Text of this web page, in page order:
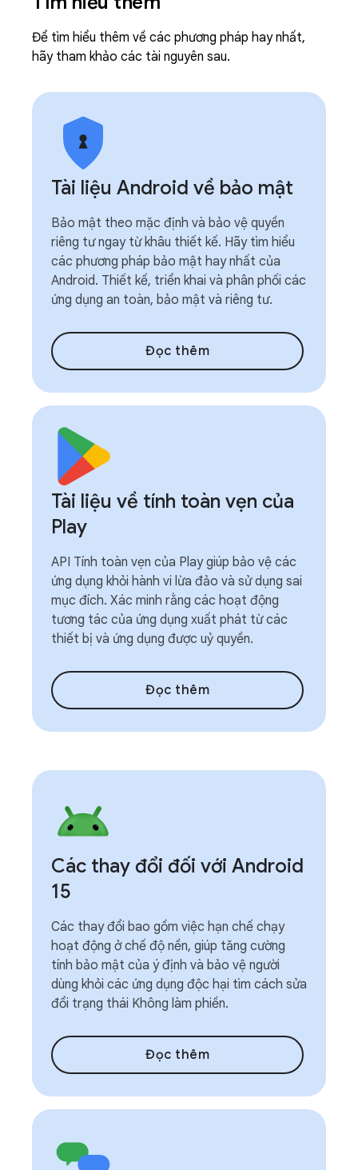
Để tìm hiểu thêm về các phương pháp hay nhất,
hãy tham khảo các tài nguyên sau.
Tài liệu Android về bảo mật
Bảo mật theo mặc định và bảo vệ quyền
riêng tư ngay từ khâu thiết kế. Hãy tìm hiểu
các phương pháp bảo mật hay nhất của
Android. Thiết kế, triển khai và phân phối các
ứng dụng an toàn, bảo mật và riêng tư.
Đọc thêm
Tài liệu về tính toàn vẹn của
Play
API Tính toàn vẹn của Play giúp bảo vệ các
ứng dụng khỏi hành vi lừa đảo và sử dụng sai
mục đích. Xác minh rằng các hoạt động
tương tác của ứng dụng xuất phát từ các
thiết bị và ứng dụng được uỷ quyền.
Đọc thêm
Các thay đổi đối với Android
15
Các thay đổi bao gồm việc hạn chế chạy
hoạt động ở chế độ nền, giúp tăng cường
tính bảo mật của ý định và bảo vệ người
dùng khỏi các ứng dụng độc hại tìm cách sửa
đổi trạng thái Không làm phiền.
Đọc thêm